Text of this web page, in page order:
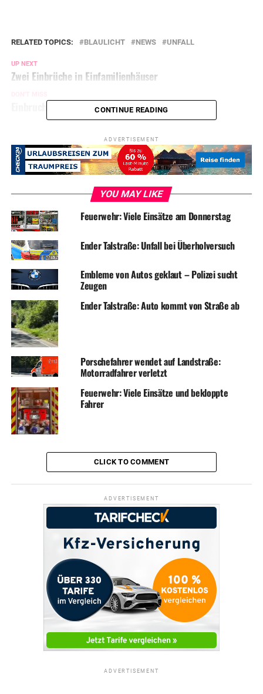
RELATED TOPICS: BLAULICHT NEWS UNFALL
UP NEXT
Zwei Einbrüche in Einfamilienhäuser
Einbruch in BürogebäudeCONTINUE READING
ADVERTISEMENT
YOU MAY LIKE
Feuerwehr: Viele Einsätze am Donnerstag
Ender Talstraße: Unfall bei Überholversuch
Embleme von Autos geklaut – Polizei sucht
Zeugen
Ender Talstraße: Auto kommt von Straße ab
Porschefahrer wendet auf Landstraße:
Motorradfahrer verletzt
Feuerwehr: Viele Einsätze und bekloppte
Fahrer
CLICK TO COMMENT
ADVERTISEMENT
ADVERTISEMENT